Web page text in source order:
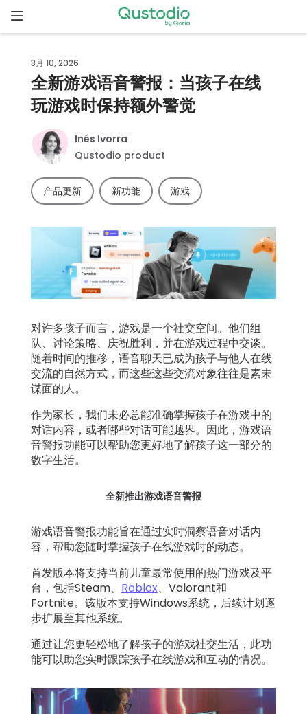
to
content
为什么选
Qustodio
登录 注册
3月 10, 2026
全新游戏语音警报：当孩子在线
玩游戏时保持额外警觉
Inés Ivorra
Qustodio product
产品更新 新功能 游戏
对许多孩子而言，游戏是一个社交空间。他们组
队、讨论策略、庆祝胜利，并在游戏过程中交谈。
随着时间的推移，语音聊天已成为孩子与他人在线
交流的自然方式，而这些这些交流对象往往是素未
谋面的人。
作为家长，我们未必总能准确掌握孩子在游戏中的
对话内容，或者哪些对话可能越界。因此，游戏语
音警报功能可以帮助您更好地了解孩子这一部分的
数字生活。
全新推出游戏语音警报
游戏语音警报功能旨在通过实时洞察语音对话内
容，帮助您随时掌握孩子在线游戏时的动态。
首发版本将支持当前儿童最常使用的热门游戏及平
台，包括Steam、 Roblox、Valorant和
Fortnite。该版本支持Windows系统，后续计划逐
步扩展至其他系统。
通过让您更轻松地了解孩子的游戏社交生活，此功
能可以助您实时跟踪孩子在线游戏和互动的情况。